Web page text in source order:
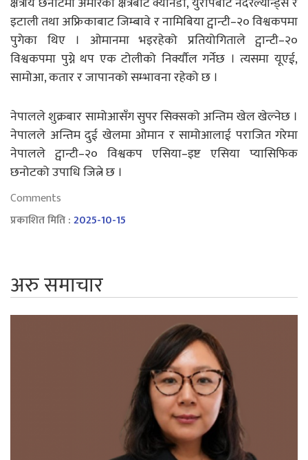
इटाली तथा अफ्रिकाबाट जिम्बावे र नामिबिया ट्वान्टी–२० विश्वकपमा
पुगेका थिए । ओमानमा भइरहेको प्रतियोगिताले ट्वान्टी–२०
विश्वकपमा पुग्ने थप एक टोलीको निर्क्यौल गर्नेछ । त्यसमा यूएई,
सामोआ, कतार र जापानको सम्भावना रहेको छ ।
नेपालले शुक्रबार सामोआसँग सुपर सिक्सको अन्तिम खेल खेल्नेछ ।
नेपालले अन्तिम दुई खेलमा ओमान र सामोआलाई पराजित गरेमा
नेपालले ट्वान्टी–२० विश्वकप एसिया–इष्ट एसिया प्यासिफिक
छनोटको उपाधि जित्ने छ ।
Comments
प्रकाशित मिति :2025-10-15
अरु समाचार